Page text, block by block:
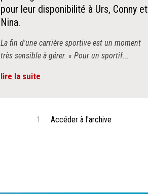
pour leur disponibilité à Urs, Conny et
Nina.
La fin d'une carrière sportive est un moment
très sensible à gérer. « Pour un sportif...
lire la suite
1 Accéder à l'archive